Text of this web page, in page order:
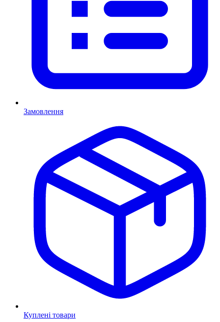
Замовлення
Куплені товари